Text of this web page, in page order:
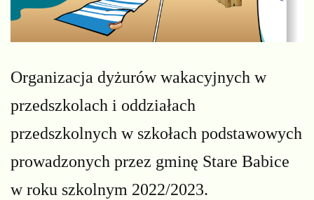
Organizacja dyżurów wakacyjnych w
przedszkolach i oddziałach
przedszkolnych w szkołach podstawowych
prowadzonych przez gminę Stare Babice
w roku szkolnym 2022/2023.